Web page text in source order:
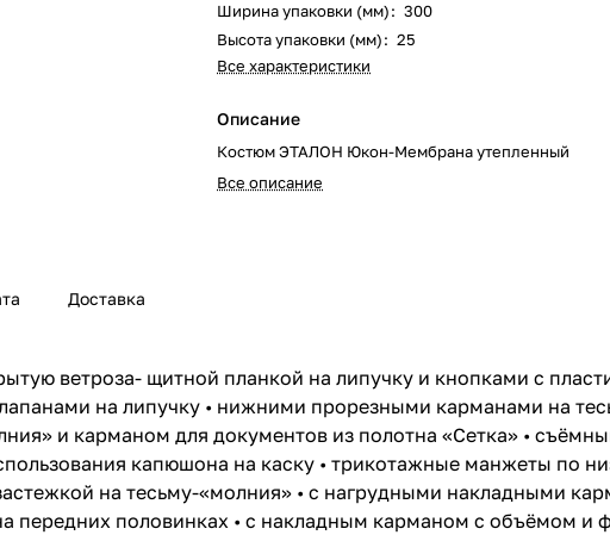
Ширина упаковки (мм): 300
Высота упаковки (мм): 25
Все характеристики
Описание
Костюм ЭТАЛОН Юкон-Мембрана утепленный
Все описание
Доставка
ветроза- щитной планкой на липучку и кнопками с
на липучку • нижними прорезными карманами на
и карманом для документов из полотна «Сетка» •
капюшона на каску • трикотажные манжеты по
на тесьму-«молния» • с нагрудными накладными
передних половинках • с накладным карманом с объёмом и